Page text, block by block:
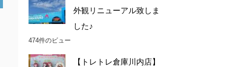
外観リニューアル致しま
した♪
474件のビュー
【トレトレ倉庫川内店】